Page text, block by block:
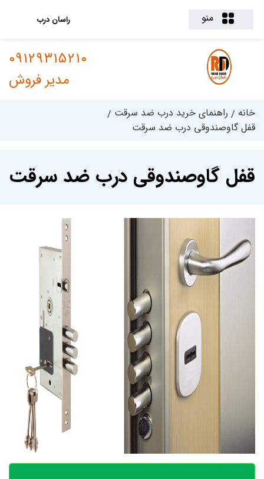
منو راسان درب
09129315210
مدیر فروش
خانه
راهنمای خرید درب ضد سرقت
قفل گاوصندوقی درب ضد سرقت
قفل گاوصندوقی درب ضد سرقت